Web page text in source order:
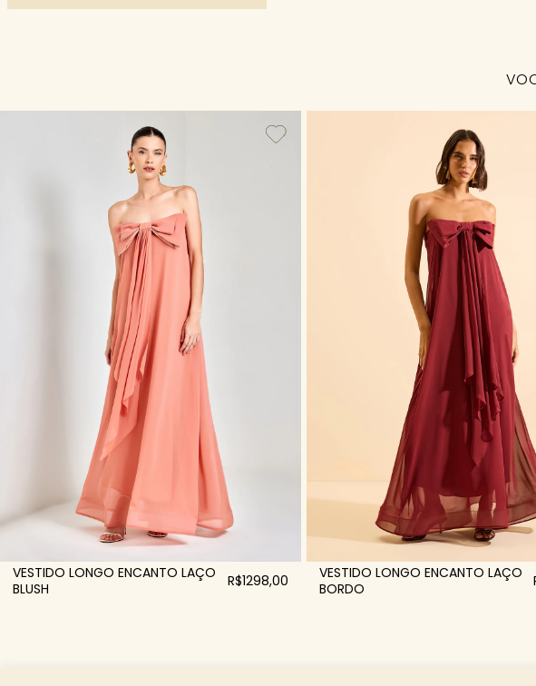
VESTIDO LONGO ENCANTO LAÇO
BLUSH
R$1298,00
VESTIDO LONGO ENCANTO LAÇO
BORDO